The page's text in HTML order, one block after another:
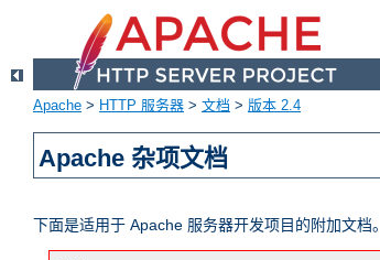
Apache > HTTP 服务器 > 文档 > 版本 2.4
Apache 杂项文档
下面是适用于 Apache 服务器开发项目的附加文档。